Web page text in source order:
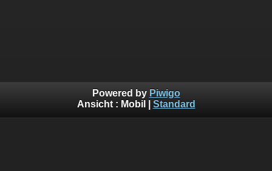
Powered by Piwigo
Ansicht : Mobil Standard